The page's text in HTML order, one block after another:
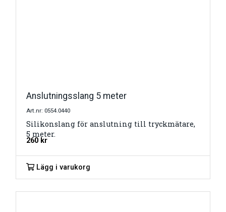
Anslutningsslang 5 meter
Art.nr: 0554.0440
Silikonslang för anslutning till tryckmätare,
5 meter.
260 kr
Lägg i varukorg